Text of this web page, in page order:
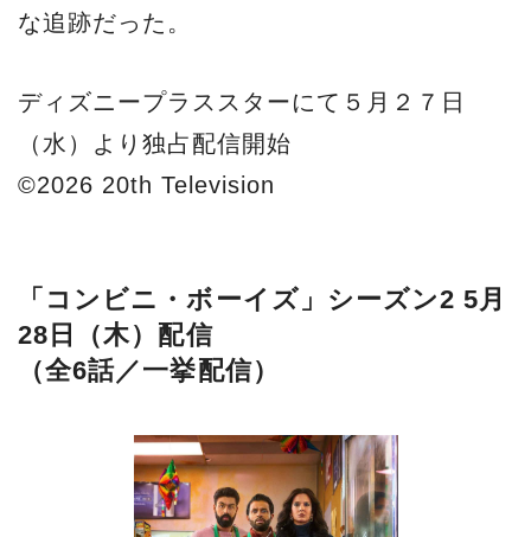
な追跡だった。
ディズニープラススターにて５月２７日
（水）より独占配信開始
©2026 20th Television
「コンビニ・ボーイズ」シーズン2 5月
28日（木）配信
（全6話／一挙配信）